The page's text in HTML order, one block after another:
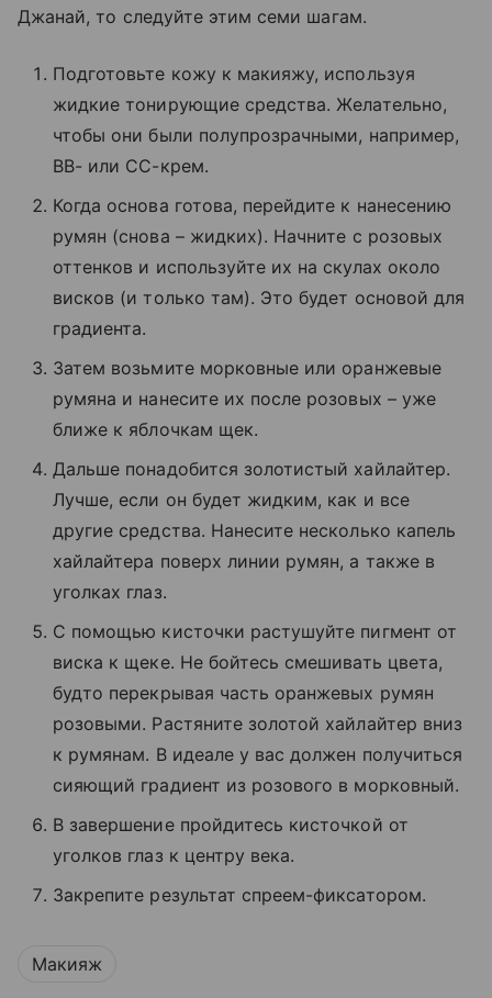
Джанай, то следуйте этим семи шагам.
Подготовьте кожу к макияжу, используя
жидкие тонирующие средства. Желательно,
чтобы они были полупрозрачными, например,
ВВ- или СС-крем.
Когда основа готова, перейдите к нанесению
румян (снова – жидких). Начните с розовых
оттенков и используйте их на скулах около
висков (и только там). Это будет основой для
градиента.
Затем возьмите морковные или оранжевые
румяна и нанесите их после розовых – уже
ближе к яблочкам щек.
Дальше понадобится золотистый хайлайтер.
Лучше, если он будет жидким, как и все
другие средства. Нанесите несколько капель
хайлайтера поверх линии румян, а также в
уголках глаз.
С помощью кисточки растушуйте пигмент от
виска к щеке. Не бойтесь смешивать цвета,
будто перекрывая часть оранжевых румян
розовыми. Растяните золотой хайлайтер вниз
к румянам. В идеале у вас должен получиться
сияющий градиент из розового в морковный.
В завершение пройдитесь кисточкой от
уголков глаз к центру века.
Закрепите результат спреем-фиксатором.
Макияж